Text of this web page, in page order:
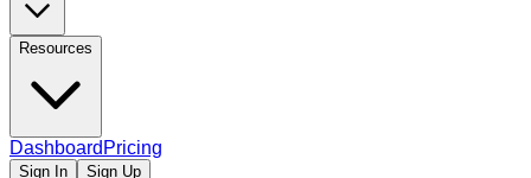
Resources
Dashboard Pricing
Sign In
Sign Up